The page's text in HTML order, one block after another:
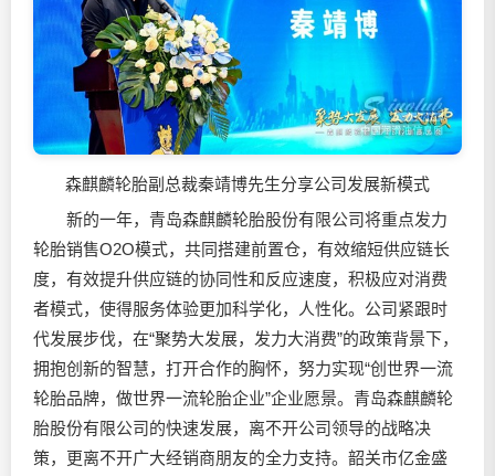
森麒麟轮胎副总裁秦靖博先生分享公司发展新模式
新的一年，青岛森麒麟轮胎股份有限公司将重点发力
轮胎销售O2O模式，共同搭建前置仓，有效缩短供应链长
度，有效提升供应链的协同性和反应速度，积极应对消费
者模式，使得服务体验更加科学化，人性化。公司紧跟时
代发展步伐，在“聚势大发展，发力大消费”的政策背景下，
拥抱创新的智慧，打开合作的胸怀，努力实现“创世界一流
轮胎品牌，做世界一流轮胎企业”企业愿景。青岛森麒麟轮
胎股份有限公司的快速发展，离不开公司领导的战略决
策，更离不开广大经销商朋友的全力支持。韶关市亿金盛